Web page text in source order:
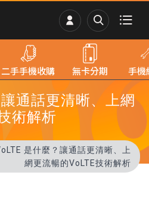
通話更清晰、上網
術解析
是什麼？讓通話更清晰、上
網更流暢的VoLTE技術解析
二手手機收購 無卡分期 手機